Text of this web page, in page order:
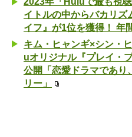
イトルの中からバカリズ
イフ』が1位を獲得！ 年
キム・ヒャンギ×シン・
uオリジナル『プレイ・
公開「恋愛ドラマであり
リー」